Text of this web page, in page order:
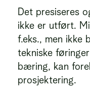
Det presiseres
ikke er utført.
f.eks., men ikke
tekniske
bæring, kan
prosjektering.